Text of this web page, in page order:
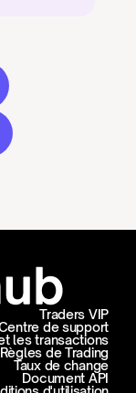
de support
les transactions
Traders VIP
Règles de Trading
Taux de change
Document API